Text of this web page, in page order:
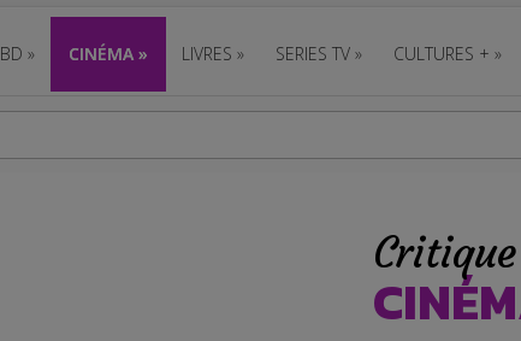
BD » CINÉMA » LIVRES » SERIES TV » CULTURES + »
Critique